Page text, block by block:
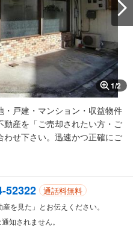
1/2
戸建・マンション・収益物件
産を「ご売却されたい方・ご
せ下さい。迅速かつ正確にご
52322 通話料無料
産を見た」とお伝えください。
知されません。